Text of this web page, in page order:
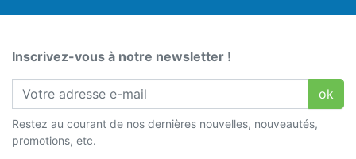
Inscrivez-vous à notre newsletter !
ok
Restez au courant de nos dernières nouvelles, nouveautés,
promotions, etc.